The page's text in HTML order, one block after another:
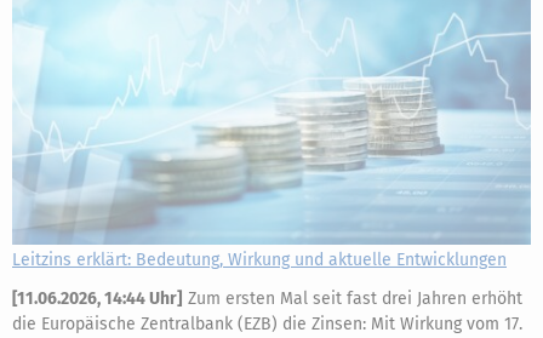
Leitzins erklärt: Bedeutung, Wirkung und aktuelle Entwicklungen
[11.06.2026, 14:44 Uhr] Zum ersten Mal seit fast drei Jahren erhöht
die Europäische Zentralbank (EZB) die Zinsen: Mit Wirkung vom 17.